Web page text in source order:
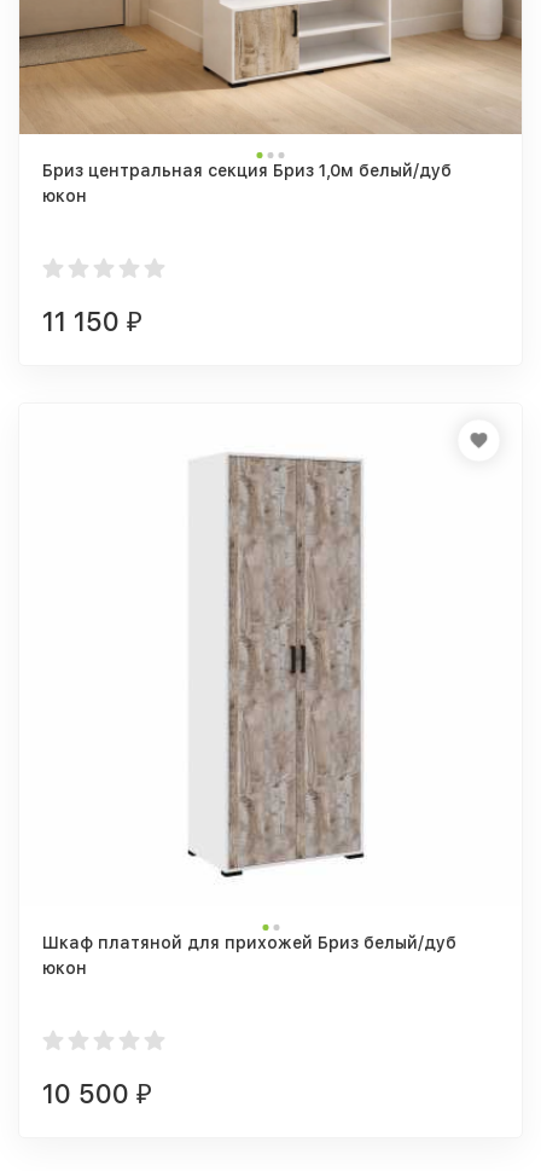
Бриз центральная секция Бриз 1,0м белый/дуб
юкон
11 150 ₽
Шкаф платяной для прихожей Бриз белый/дуб
юкон
10 500 ₽